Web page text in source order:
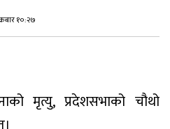
१०:२७
मृत्यु, प्रदेशसभाको चौथो